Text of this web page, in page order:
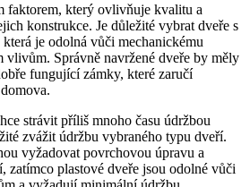
faktorem, který ovlivňuje kvalitu a
konstrukce. Je důležité vybrat dveře s
je odolná vůči mechanickému
vlivům. Správně navržené dveře by měly
fungující zámky, které zaručí
strávit příliš mnoho času údržbou
zvážit údržbu vybraného typu dveří.
vyžadovat povrchovou úpravu a
zatímco plastové dveře jsou odolné vůči